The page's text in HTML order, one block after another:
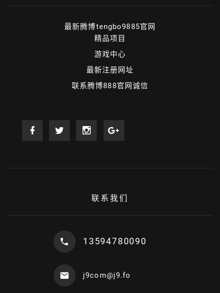
最新腾博tengbo9885官网
精品项目
游戏中心
最新注册网址
联系腾博888官网诚信
联系我们
13594780090
j9com@j9.fo